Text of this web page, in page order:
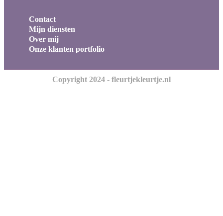
Contact
Mijn diensten
Over mij
Onze klanten portfolio
Copyright 2024 - fleurtjekleurtje.nl